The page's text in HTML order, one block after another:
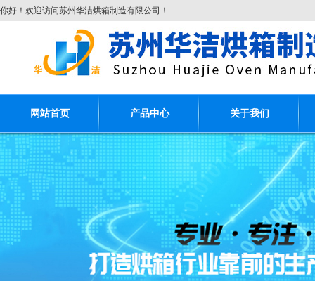
你好！欢迎访问苏州华洁烘箱制造有限公司！
网站首页 产品中心 关于我们